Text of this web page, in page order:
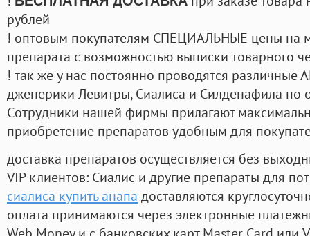
рублей
! оптовым покупателям СПЕЦИАЛЬНЫЕ цены на
препарата с возможностью выписки товарного
! так же у нас постоянно проводятся
дженерики Левитры, Сиалиса и Силденафила по
Cотрудники нашей фирмы прилагают
приобретение препаратов удобным для
доставка препаратов осуществляется без
VIP клиентов: Сиалис и другие препараты для
сиалиса купить анапа доставляются
оплата принимаются через электронные